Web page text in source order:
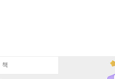
책